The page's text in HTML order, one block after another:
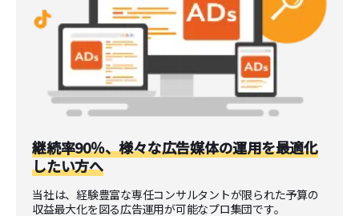
継続率90％、様々な広告媒体の運用を最適化
したい方へ
当社は、経験豊富な専任コンサルタントが限られた予算の
収益最大化を図る広告運用が可能なプロ集団です。